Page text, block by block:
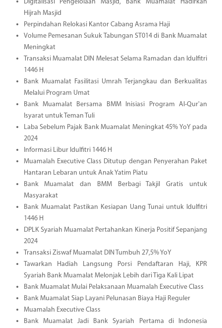
Digitalisasi Pengelolaan Masjid, Bank Muamalat Hadirkan
Hijrah Masjid
Perpindahan Relokasi Kantor Cabang Asrama Haji
Volume Pemesanan Sukuk Tabungan ST014 di Bank Muamalat
Meningkat
Transaksi Muamalat DIN Melesat Selama Ramadan dan Idulfitri
1446 H
Bank Muamalat Fasilitasi Umrah Terjangkau dan Berkualitas
Melalui Program Umat
Bank Muamalat Bersama BMM Inisiasi Program Al-Qur'an
Isyarat untuk Teman Tuli
Laba Sebelum Pajak Bank Muamalat Meningkat 45% YoY pada
2024
Informasi Libur Idulfitri 1446 H
Muamalah Executive Class Ditutup dengan Penyerahan Paket
Hantaran Lebaran untuk Anak Yatim Piatu
Bank Muamalat dan BMM Berbagi Takjil Gratis untuk
Masyarakat
Bank Muamalat Pastikan Kesiapan Uang Tunai untuk Idulfitri
1446 H
DPLK Syariah Muamalat Pertahankan Kinerja Positif Sepanjang
2024
Transaksi Ziswaf Muamalat DIN Tumbuh 27,5% YoY
Tawarkan Hadiah Langsung Porsi Pendaftaran Haji, KPR
Syariah Bank Muamalat Melonjak Lebih dari Tiga Kali Lipat
Bank Muamalat Mulai Pelaksanaan Muamalah Executive Class
Bank Muamalat Siap Layani Pelunasan Biaya Haji Reguler
Muamalah Executive Class
Bank Muamalat Jadi Bank Syariah Pertama di Indonesia